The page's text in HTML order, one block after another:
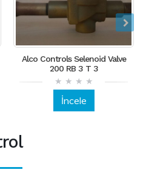
Alco Controls Selenoid Valve
200 RB 3 T 3
İncele